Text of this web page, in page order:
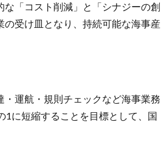
「コスト削減」と「シナジーの創
受け皿となり、持続可能な海事産
運航・規則チェックなど海事業務
1に短縮することを目標として、国